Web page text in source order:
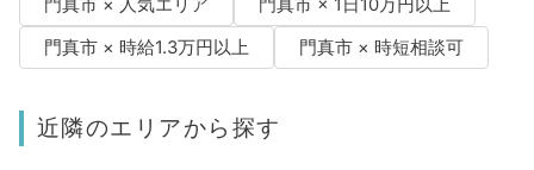
門真市 × 時給1.3万円以上
門真市 × 時短相談可
近隣のエリアから探す